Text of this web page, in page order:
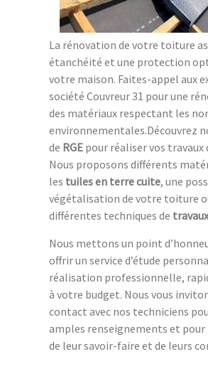
La rénovation de votre toiture
étanchéité et une protection
votre maison. Faites-appel aux
société Couvreur 31 pour une
des matériaux respectant les
environnementales.Découvrez
de RGE pour réaliser vos
Nous proposons différents
les tuiles en terre cuite, une
végétalisation de votre toiture
différentes techniques de
Nous mettons un point
offrir un service d’étude
réalisation professionnelle,
à votre budget. Nous vous
contact avec nos techniciens
amples renseignements et
de leur savoir-faire et de leurs